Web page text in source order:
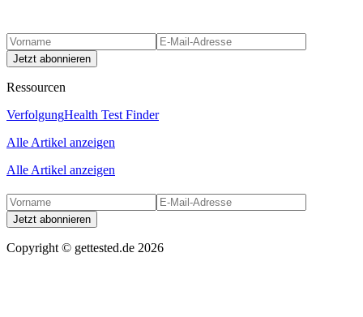
Jetzt abonnieren
Ressourcen
VerfolgungHealth Test Finder
Alle Artikel anzeigen
Alle Artikel anzeigen
Jetzt abonnieren
Copyright © gettested.de 2026